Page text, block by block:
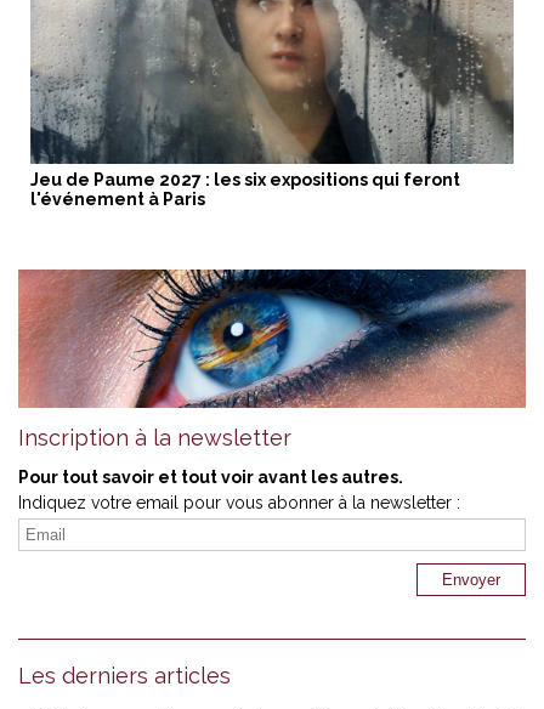
Jeu de Paume 2027 : les six expositions qui feront
l'événement à Paris
Inscription à la newsletter
Pour tout savoir et tout voir avant les autres.
Indiquez votre email pour vous abonner à la newsletter :
Les derniers articles